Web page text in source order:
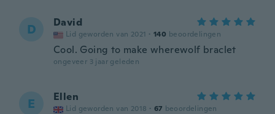
D David
Lid geworden van 2021 · 140 beoordelingen
Cool. Going to make wherewolf braclet
ongeveer 3 jaar geleden
E Ellen
Lid geworden van 2018 · 67 beoordelingen